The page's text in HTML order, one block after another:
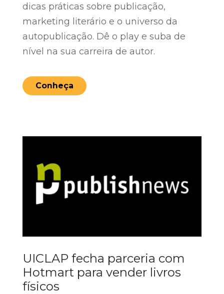
dicas práticas sobre publicação,
marketing literário e o universo da
autopublicação. Dê o play e suba de
nível na sua carreira de autor.
Conheça
UICLAP fecha parceria com
Hotmart para vender livros
físicos